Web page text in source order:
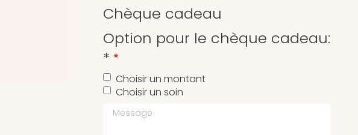
Chèque cadeau
Option pour le chèque cadeau:
*
Choisir un montant
Choisir un soin
Message